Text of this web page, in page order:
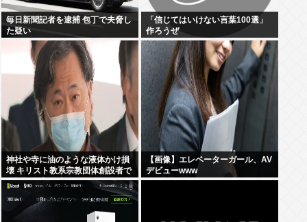
毎日新聞記者を逮捕 包丁で夫脅し
た疑い
「信じてはいけない言葉100選」
作ろうぜ
神社や寺に油のような液体かけ損
壊 キリスト教系宗教団体創設者で
医師の金山昌秀に懲役1年6か月、
【画像】エレベーターガール、AV
デビューwww